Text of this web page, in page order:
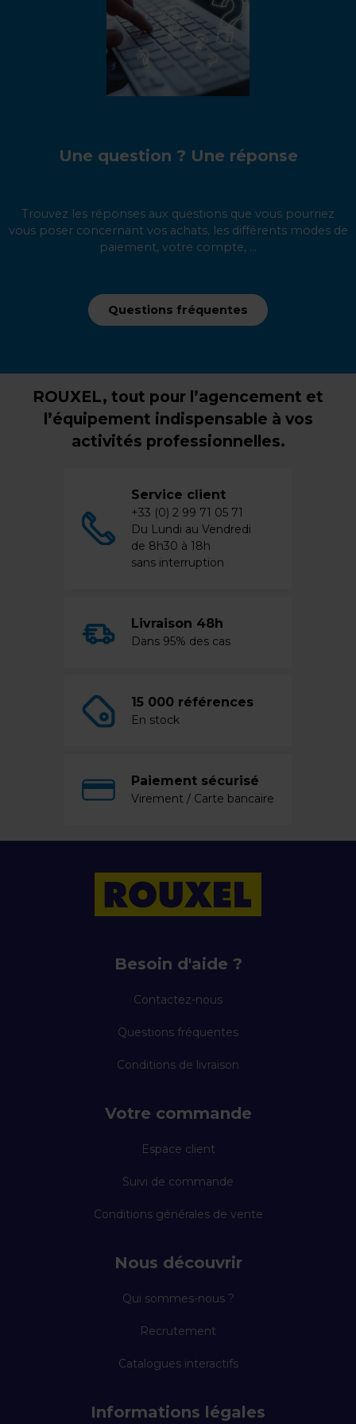
Une question ? Une réponse
Trouvez les réponses aux questions que vous pourriez
vous poser concernant vos achats, les différents modes de
paiement, votre compte, ...
Questions fréquentes
ROUXEL, tout pour l’agencement et
l’équipement indispensable à vos
activités professionnelles.
Service client
+33 (0) 2 99 71 05 71
Du Lundi au Vendredi
de 8h30 à 18h
sans interruption
Livraison 48h
Dans 95% des cas
15 000 références
En stock
Paiement sécurisé
Virement / Carte bancaire
Besoin d'aide ?
Contactez-nous
Questions fréquentes
Conditions de livraison
Votre commande
Espace client
Suivi de commande
Conditions générales de vente
Nous découvrir
Qui sommes-nous ?
Recrutement
Catalogues interactifs
Informations légales